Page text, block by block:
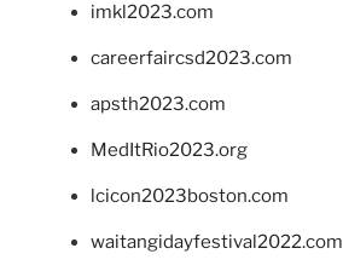
imkl2023.com
careerfaircsd2023.com
apsth2023.com
MedItRio2023.org
lcicon2023boston.com
waitangidayfestival2022.com